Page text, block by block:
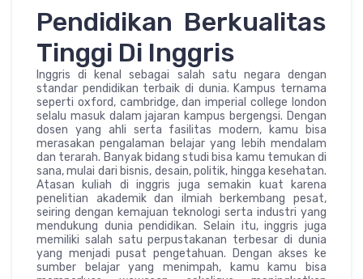
Pendidikan Berkualitas
Tinggi Di Inggris
Inggris di kenal sebagai salah satu negara dengan
standar pendidikan terbaik di dunia. Kampus ternama
seperti oxford, cambridge, dan imperial college london
selalu masuk dalam jajaran kampus bergengsi. Dengan
dosen yang ahli serta fasilitas modern, kamu bisa
merasakan pengalaman belajar yang lebih mendalam
dan terarah. Banyak bidang studi bisa kamu temukan di
sana, mulai dari bisnis, desain, politik, hingga kesehatan.
Atasan kuliah di inggris juga semakin kuat karena
penelitian akademik dan ilmiah berkembang pesat,
seiring dengan kemajuan teknologi serta industri yang
mendukung dunia pendidikan. Selain itu, inggris juga
memiliki salah satu perpustakanan terbesar di dunia
yang menjadi pusat pengetahuan. Dengan akses ke
sumber belajar yang menimpah, kamu kamu bisa